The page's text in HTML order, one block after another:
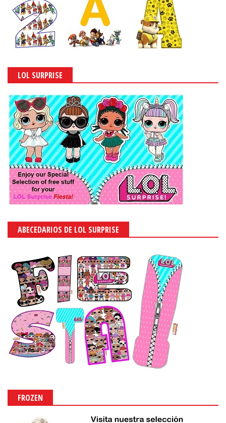
LOL SURPRISE
ABECEDARIOS DE LOL SURPRISE
FROZEN